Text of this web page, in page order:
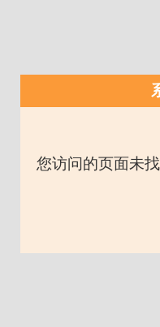
您访问的页面未